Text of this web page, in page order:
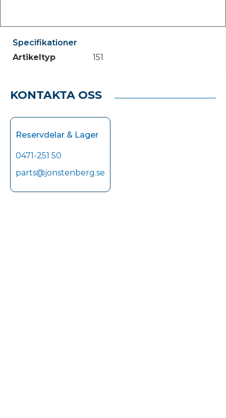
Specifikationer
Artikeltyp
151
KONTAKTA OSS
Reservdelar & Lager
0471-251 50
parts@jonstenberg.se